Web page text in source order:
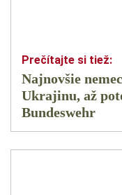
Najnovšie
Ukrajinu, až
Bundeswehr